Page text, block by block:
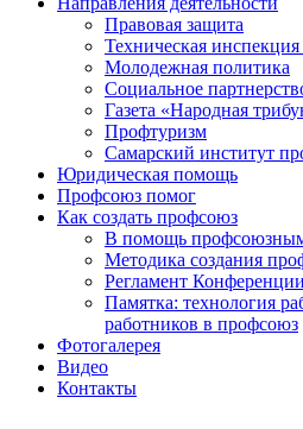
Правовая защита
Техническая инспекция
Молодежная политика
Социальное
Газета «Народная
Профтуризм
Самарский институт
Юридическая помощь
Профсоюз помог
Как создать профсоюз
В помощь профсоюзным
Методика создания
Регламент Конференции
Памятка: технология
работников в профсоюз
Фотогалерея
Видео
Контакты